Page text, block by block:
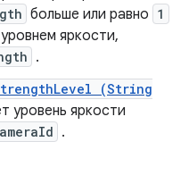
больше или равно 1
яркости,
.
(String
уровень яркости
.